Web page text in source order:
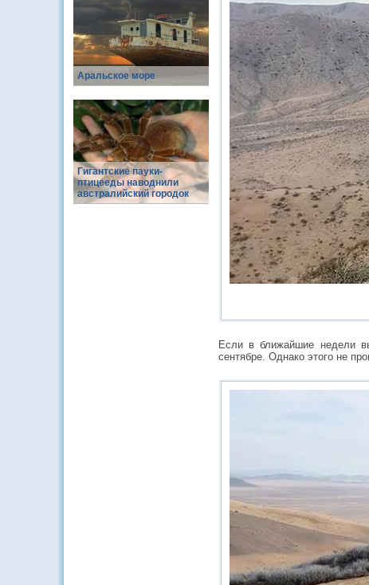
Аральское море
Гигантские пауки-
птицееды наводнили
австралийский городок
Если в ближайшие недели
сентябре. Однако этого не